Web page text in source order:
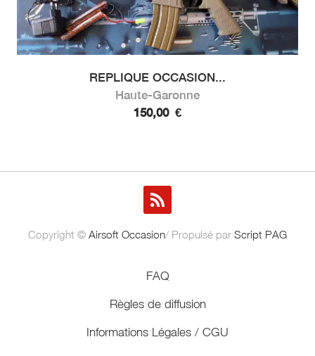
REPLIQUE OCCASION...
Haute-Garonne
150,00 €
Copyright © Airsoft Occasion/ Propulsé par Script PAG
FAQ
Règles de diffusion
Informations Légales / CGU